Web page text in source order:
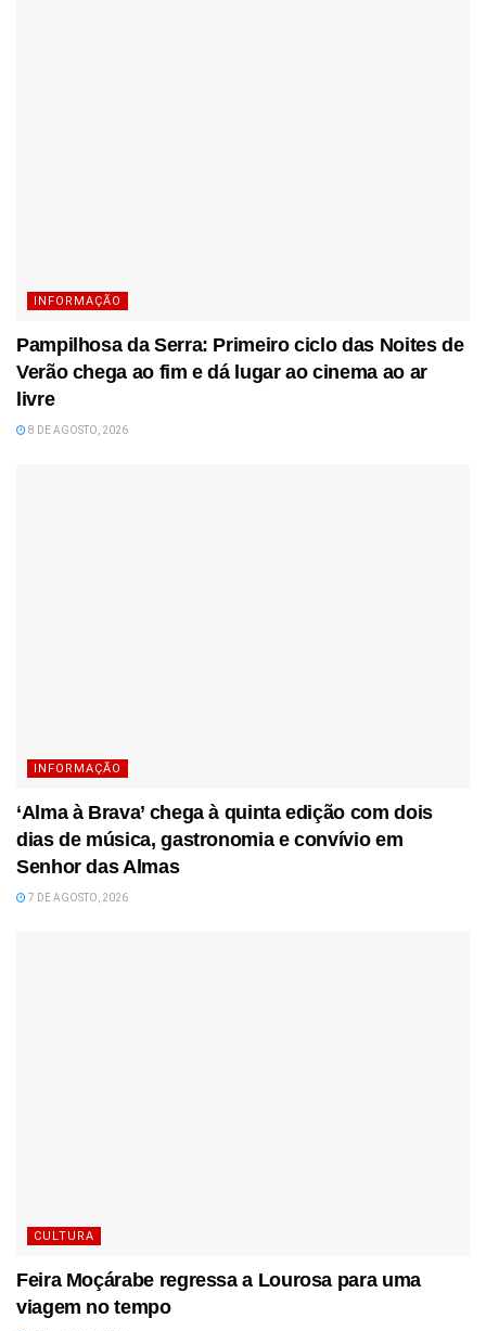
INFORMAÇÃO
Pampilhosa da Serra: Primeiro ciclo das Noites de
Verão chega ao fim e dá lugar ao cinema ao ar
livre
8 DE AGOSTO, 2026
INFORMAÇÃO
‘Alma à Brava’ chega à quinta edição com dois
dias de música, gastronomia e convívio em
Senhor das Almas
7 DE AGOSTO, 2026
CULTURA
Feira Moçárabe regressa a Lourosa para uma
viagem no tempo